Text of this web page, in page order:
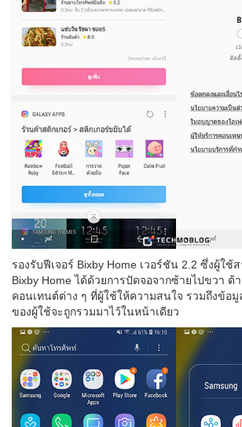
รองรับฟีเจอร์ Bixby Home เวอร์ชัน 2.2 ซึ่งผู้ใช้
Bixby Home ได้ด้วยการปัดจอจากซ้ายไปขวา ด้
คอนเทนต์ต่าง ๆ ที่ผู้ใช้ให้ความสนใจ รวมถึงข้อมู
ของผู้ใช้จะถูกรวมมาไว้ในหน้าเดียว